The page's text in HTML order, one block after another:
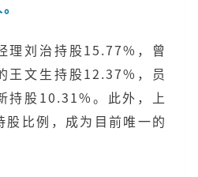
理刘治持股15.77%，曾
王文生持股12.37%，员
持股10.31%。此外，上
比例，成为目前唯一的